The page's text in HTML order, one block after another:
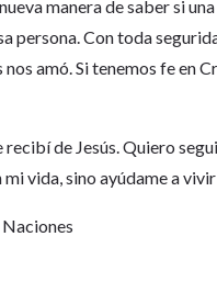
manera de saber si
persona. Con toda
amó. Si tenemos fe en
recibí de Jesús. Quiero
vida, sino ayúdame a vivir